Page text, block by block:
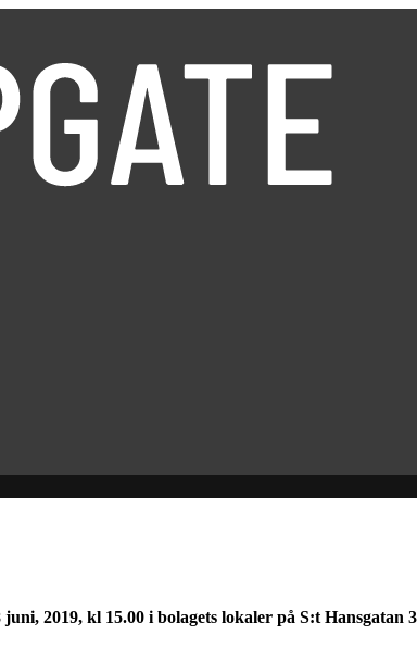
2019, kl 15.00 i bolagets lokaler på S:t